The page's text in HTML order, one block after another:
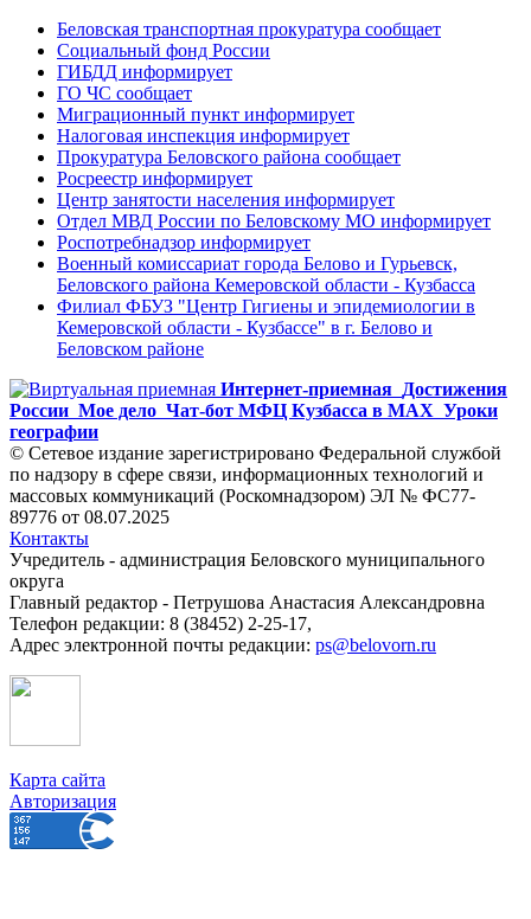
Беловская транспортная прокуратура сообщает
Социальный фонд России
ГИБДД информирует
ГО ЧС сообщает
Миграционный пункт информирует
Налоговая инспекция информирует
Прокуратура Беловского района сообщает
Росреестр информирует
Центр занятости населения информирует
Отдел МВД России по Беловскому МО информирует
Роспотребнадзор информирует
Военный комиссариат города Белово и Гурьевск,
Беловского района Кемеровской области - Кузбасса
Филиал ФБУЗ "Центр Гигиены и эпидемиологии в
Кемеровской области - Кузбассе" в г. Белово и
Беловском районе
Интернет-приемная Достижения
России Мое дело Чат-бот МФЦ Кузбасса в MAX Уроки
географии
© Сетевое издание зарегистрировано Федеральной службой
по надзору в сфере связи, информационных технологий и
массовых коммуникаций (Роскомнадзором) ЭЛ № ФС77-
89776 от 08.07.2025
Контакты
Учредитель - администрация Беловского муниципального
округа
Главный редактор - Петрушова Анастасия Александровна
Телефон редакции: 8 (38452) 2-25-17,
Адрес электронной почты редакции: ps@belovorn.ru
Карта сайта
Авторизация